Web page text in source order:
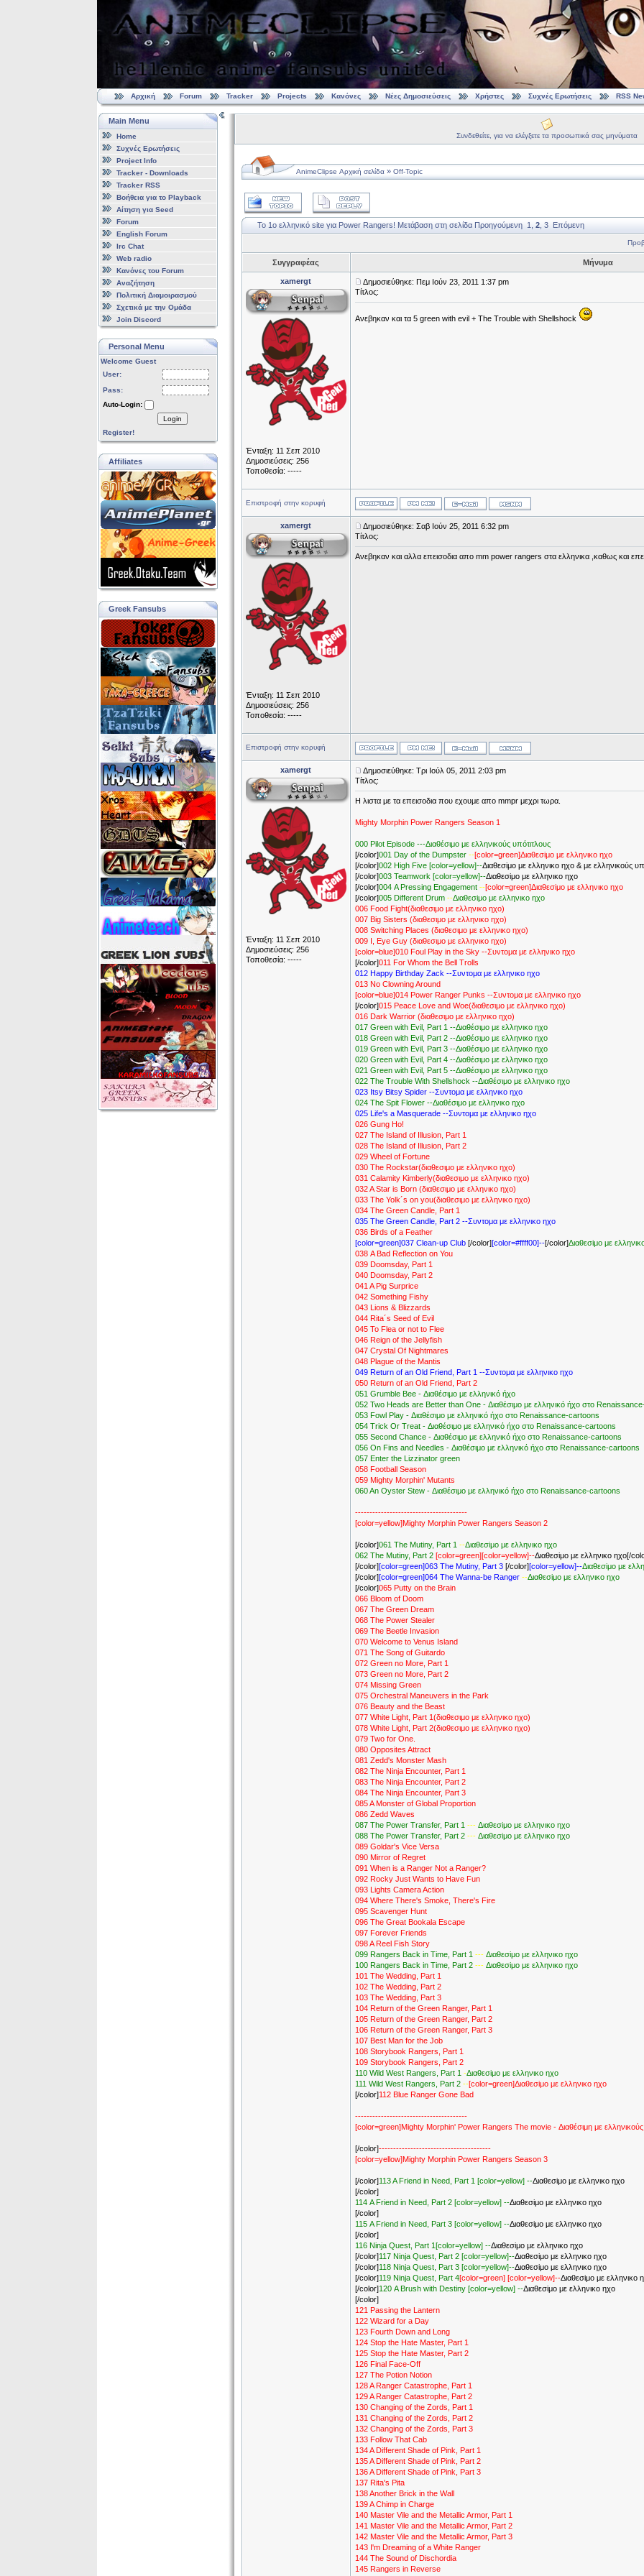
Αρχική Forum Tracker Projects Κανόνες Νέες Δημοσιεύσεις Χρήστες Συχνές Ερωτήσεις RSS
Main Menu
Home
Συχνές Ερωτήσεις
Project Info
Tracker - Downloads
Tracker RSS
Βοήθεια για το Playback
Αίτηση για Seed
Forum
English Forum
Irc Chat
Web radio
Κανόνες του Forum
Αναζήτηση
Πολιτική Διαμοιρασμού
Σχετικά με την Ομάδα
Join Discord
Personal Menu
Welcome Guest
User:
Pass:
Auto-Login:
Login
Register!
Affiliates
Greek Fansubs
Συνδεθείτε, για να ελέγξετε τα προσωπικά σας μηνύματα
AnimeClipse Αρχική σελίδα» Off-Topic
To 1o ελληνικό site για Power Rangers! Μετάβαση στη σελίδα Προηγούμενη 1 2, 3 Επόμενη
Συγγραφέας Μήνυμα
xamergt
Ένταξη: 11 Σεπ 2010
Δημοσιεύσεις: 256
Τοποθεσία: -----
Δημοσιεύθηκε: Πεμ Ιούν 23, 2011 1:37 pm
Τίτλος:
Ανεβηκαν και τα 5 green with evil + The Trouble with Shellshock
Επιστροφή στην κορυφή
xamergt
Ένταξη: 11 Σεπ 2010
Δημοσιεύσεις: 256
Τοποθεσία: -----
Δημοσιεύθηκε: Σαβ Ιούν 25, 2011 6:32 pm
Τίτλος:
Aνεβηκαν και αλλα επεισοδια απο mm power rangers στα ελληνικα ,καθως και
Επιστροφή στην κορυφή
xamergt
Ένταξη: 11 Σεπ 2010
Δημοσιεύσεις: 256
Τοποθεσία: -----
Δημοσιεύθηκε: Τρι Ιούλ 05, 2011 2:03 pm
Τίτλος:
H λιστα με τα επεισοδια που εχουμε απο mmpr μεχρι τωρα.
Mighty Morphin Power Rangers Season 1
000 Pilot Episode ---Διαθέσιμο με ελληνικούς υπότιτλους
[/color]001 Day of the Dumpster --[color=green]Διαθεσiμο με ελληνικο ηχο
[/color]002 High Five[color=yellow]--Διαθεσiμο με ελληνικο ηχο & με ελληνικούς
[/color]003 Teamwork [color=yellow]--Διαθεσiμο με ελληνικο ηχο
[/color]004 A Pressing Engagement --[color=green]Διαθεσiμο με ελληνικο ηχο
[/color]005 Different Drum --Διαθεσiμο με ελληνικο ηχο
006 Food Fight(διαθεσιμο με ελληνικο ηχο)
007 Big Sisters (διαθεσιμο με ελληνικο ηχο)
008 Switching Places (διαθεσιμο με ελληνικο ηχο)
009 I, Eye Guy (διαθεσιμο με ελληνικο ηχο)
[color=blue]010 Foul Play in the Sky --Συντομα με ελληνικο ηχο
[/color]011 For Whom the Bell Trolls
012 Happy Birthday Zack --Συντομα με ελληνικο ηχο
013 No Clowning Around
[color=blue]014 Power Ranger Punks --Συντομα με ελληνικο ηχο
[/color]015 Peace Love and Woe(διαθεσιμο με ελληνικο ηχο)
016 Dark Warrior (διαθεσιμο με ελληνικο ηχο)
017 Green with Evil, Part 1 --Διαθέσιμο με ελληνικο ηχο
018 Green with Evil, Part 2--Διαθέσιμο με ελληνικο ηχο
019 Green with Evil, Part 3--Διαθέσιμο με ελληνικο ηχο
020 Green with Evil, Part 4--Διαθέσιμο με ελληνικο ηχο
021 Green with Evil, Part 5--Διαθέσιμο με ελληνικο ηχο
022 The Trouble With Shellshock --Διαθέσιμο με ελληνικο ηχο
023 Itsy Bitsy Spider --Συντομα με ελληνικο ηχο
024 The Spit Flower --Διαθέσιμο με ελληνικο ηχο
025 Life's a Masquerade --Συντομα με ελληνικο ηχο
026 Gung Ho!
027 The Island of Illusion, Part 1
028 The Island of Illusion, Part 2
029 Wheel of Fortune
030 The Rockstar(διαθεσιμο με ελληνικο ηχο)
031 Calamity Kimberly(διαθεσιμο με ελληνικο ηχο)
032 A Star is Born (διαθεσιμο με ελληνικο ηχο)
033 The Yolk´s on you(διαθεσιμο με ελληνικο ηχο)
034 The Green Candle, Part 1
035 The Green Candle, Part 2 --Συντομα με ελληνικο ηχο
036 Birds of a Feather
[color=green]037 Clean-up Club[/color][color=#ffff00]--[/color]Διαθεσiμο με
038 A Bad Reflection on You
039 Doomsday, Part 1
040 Doomsday, Part 2
041 A Pig Surprice
042 Something Fishy
043 Lions & Blizzards
044 Rita´s Seed of Evil
045 To Flea or not to Flee
046 Reign of the Jellyfish
047 Crystal Of Nightmares
048 Plague of the Mantis
049 Return of an Old Friend, Part 1 --Συντομα με ελληνικο ηχο
050 Return of an Old Friend, Part 2
051 Grumble Bee - Διαθέσιμο με ελληνικό ήχο
052 Two Heads are Better than One - Διαθέσιμο με ελληνικό ήχο στο
053 Fowl Play - Διαθέσιμο με ελληνικό ήχο στο Renaissance-cartoons
054 Trick Or Treat - Διαθέσιμο με ελληνικό ήχο στο Renaissance-cartoons
055 Second Chance - Διαθέσιμο με ελληνικό ήχο στο Renaissance-cartoons
056 On Fins and Needles - Διαθέσιμο με ελληνικό ήχο στο Renaissance-cartoons
057 Enter the Lizzinator green
058 Football Season
059 Mighty Morphin' Mutants
060 An Oyster Stew - Διαθέσιμο με ελληνικό ήχο στο Renaissance-cartoons
---------------------------------------
[color=yellow]Mighty Morphin Power Rangers Season 2
[/color]061 The Mutiny, Part 1 --Διαθεσiμο με ελληνικο ηχο
062 The Mutiny, Part 2 [color=green][color=yellow]--Διαθεσiμο με ελληνικο ηχο[/
[/color][color=green]063 The Mutiny, Part 3[/color][color=yellow]--Διαθεσiμο με
[/color][color=green]064 The Wanna-be Ranger --Διαθεσiμο με ελληνικο ηχο
[/color]065 Putty on the Brain
066 Bloom of Doom
067 The Green Dream
068 The Power Stealer
069 The Beetle Invasion
070 Welcome to Venus Island
071 The Song of Guitardo
072 Green no More, Part 1
073 Green no More, Part 2
074 Missing Green
075 Orchestral Maneuvers in the Park
076 Beauty and the Beast
077 White Light, Part 1(διαθεσιμο με ελληνικο ηχο)
078 White Light, Part 2(διαθεσιμο με ελληνικο ηχο)
079 Two for One.
080 Opposites Attract
081 Zedd's Monster Mash
082 The Ninja Encounter, Part 1
083 The Ninja Encounter, Part 2
084 The Ninja Encounter, Part 3
085 A Monster of Global Proportion
086 Zedd Waves
087 The Power Transfer, Part 1 --- Διαθεσiμο με ελληνικο ηχο
088 The Power Transfer, Part 2 --- Διαθεσiμο με ελληνικο ηχο
089 Goldar's Vice Versa
090 Mirror of Regret
091 When is a Ranger Not a Ranger?
092 Rocky Just Wants to Have Fun
093 Lights Camera Action
094 Where There's Smoke, There's Fire
095 Scavenger Hunt
096 The Great Bookala Escape
097 Forever Friends
098 A Reel Fish Story
099 Rangers Back in Time, Part 1 --- Διαθεσiμο με ελληνικο ηχο
100 Rangers Back in Time, Part 2 --- Διαθεσiμο με ελληνικο ηχο
101 The Wedding, Part 1
102 The Wedding, Part 2
103 The Wedding, Part 3
104 Return of the Green Ranger, Part 1
105 Return of the Green Ranger, Part 2
106 Return of the Green Ranger, Part 3
107 Best Man for the Job
108 Storybook Rangers, Part 1
109 Storybook Rangers, Part 2
110 Wild West Rangers, Part 1 -Διαθεσiμο με ελληνικο ηχο
111 Wild West Rangers, Part 2 --[color=green]Διαθεσiμο με ελληνικο ηχο
[/color]112 Blue Ranger Gone Bad
---------------------------------------
[color=green]Mighty Morphin' Power Rangers The movie - Διαθέσιμη με ελληνικούς
[/color]---------------------------------------
[color=yellow]Mighty Morphin Power Rangers Season 3
[/color]113 A Friend in Need, Part 1 [color=yellow] --Διαθεσiμο με ελληνικο ηχο
[/color]
114 A Friend in Need, Part 2 [color=yellow] --Διαθεσiμο με ελληνικο ηχο
[/color]
115 A Friend in Need, Part 3 [color=yellow] --Διαθεσiμο με ελληνικο ηχο
[/color]
116 Ninja Quest, Part 1[color=yellow] --Διαθεσiμο με ελληνικο ηχο
[/color]117 Ninja Quest, Part 2[color=yellow]--Διαθεσiμο με ελληνικο ηχο
[/color]118 Ninja Quest, Part 3[color=yellow]--Διαθεσiμο με ελληνικο ηχο
[/color]119 Ninja Quest, Part 4[color=green] [color=yellow]--Διαθεσiμο με ελληνικο
[/color]120 A Brush with Destiny [color=yellow] --Διαθεσiμο με ελληνικο ηχο
[/color]
121 Passing the Lantern
122 Wizard for a Day
123 Fourth Down and Long
124 Stop the Hate Master, Part 1
125 Stop the Hate Master, Part 2
126 Final Face-Off
127 The Potion Notion
128 A Ranger Catastrophe, Part 1
129 A Ranger Catastrophe, Part 2
130 Changing of the Zords, Part 1
131 Changing of the Zords, Part 2
132 Changing of the Zords, Part 3
133 Follow That Cab
134 A Different Shade of Pink, Part 1
135 A Different Shade of Pink, Part 2
136 A Different Shade of Pink, Part 3
137 Rita's Pita
138 Another Brick in the Wall
139 A Chimp in Charge
140 Master Vile and the Metallic Armor, Part 1
141 Master Vile and the Metallic Armor, Part 2
142 Master Vile and the Metallic Armor, Part 3
143 I'm Dreaming of a White Ranger
144 The Sound of Dischordia
145 Rangers in Reverse